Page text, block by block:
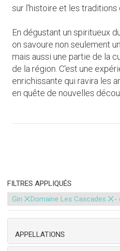
sur l'histoire et les traditions
En dégustant un spiritueux
on savoure non seulement
mais aussi une partie de la
de la région. C'est une
enrichissante qui ravira les
en quête de nouvelles
FILTRES APPLIQUÉS
Gin ×Domaine Les Cascades ×-
APPELLATIONS